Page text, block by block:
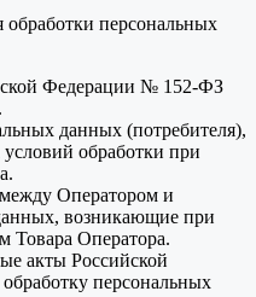
персональных
Федерации № 152-ФЗ
данных (потребителя),
обработки при
между Оператором и
возникающие при
Товара Оператора.
акты Российской
персональных